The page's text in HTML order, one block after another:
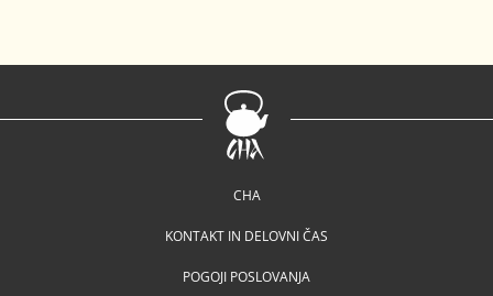
CHA
KONTAKT IN DELOVNI ČAS
POGOJI POSLOVANJA